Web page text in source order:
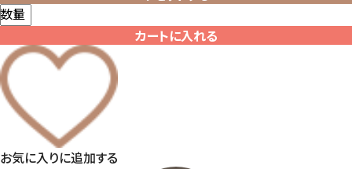
数量
カートに入れる
お気に入りに追加する